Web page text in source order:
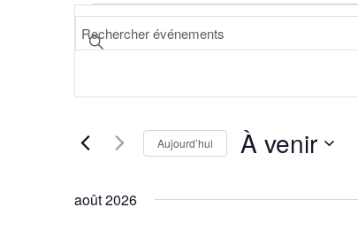
Recherche
et
de
Événements
Saisir
mot-
par
mot-
Aujourd’hui À venir
août 2026